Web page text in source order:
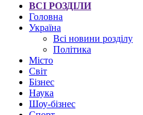
ВСІ РОЗДІЛИ
Головна
Україна
Всі новини розділу
Політика
Місто
Світ
Бізнес
Наука
Шоу-бізнес